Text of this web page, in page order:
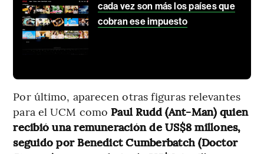
cada vez son más los países que
cobran ese impuesto
Por último, aparecen otras figuras relevantes
para el UCM como Paul Rudd (Ant-Man) quien
recibió una remuneración de US$8 millones,
seguido por Benedict Cumberbatch (Doctor